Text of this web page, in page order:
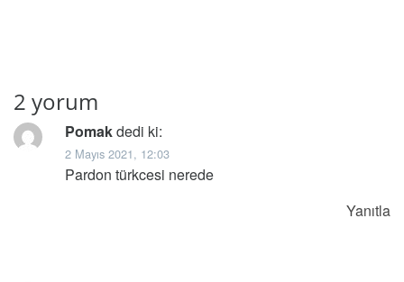
2 yorum
Pomakdedi ki:
2 Mayıs 2021, 12:03
Pardon türkcesi nerede
Yanıtla